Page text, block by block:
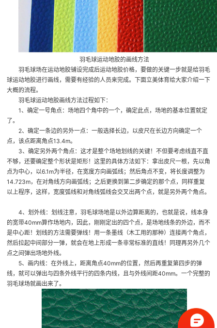
羽毛球运动地胶的画线方法
羽毛球场在运动地胶铺设完成后运动地胶价格，要做的关键一步就是给羽毛
球运动地胶进行画线，需要有经验的人员来完成。下面立美体育给大家介绍一下
大概的流程。
羽毛球运动地胶画线方法过程如下：
1、确定一号角点：场地四个角中的一个，确定此点，场地的基本位置就定
了。
2、确定一条边的另外一点：一般选择长边，以皮尺在长边方向确定一个
点，该点距离角点13.4m。
3、确定另外两个角点：这才是整个场地划线的关键！不但要考虑线直不直
不够，还要确定整个形状是矩形！这里的具体方法如下：拿出皮尺一根，先以角
点为中心，以6.1m为半径，在宽度方向画弧线；然后角点不变，将长度调整为
14.723m，在对角线方向画弧线；之后更换到第二步确定的那个点，同样重复
以上程序，这样，宽度弧线和对角线弧线会交叉出两个点，就是另外两个角点。
4、划外线：划线注意，羽毛球场地是以外边算距离的，也就是说，线本身
的宽带40mm算作场地内，因此，刚刚定出的四个点，是场地线条的外边，而不
是中心距！划线的方法需要弹线！用一条墨线（木工用的那种）连接两个角点，
然后拉起中间部分一弹，就会在地上形成一条非常标准的直线！同理再另外几个
点之间弹出场地外线。
5、画内线：在外线上，距离角点40mm的位置，然后再重复第四步的弹
线，就可以弹出与四条外线平行的四条内线，且与外线间距40mm。一个完整的
羽毛球场就画出来了。